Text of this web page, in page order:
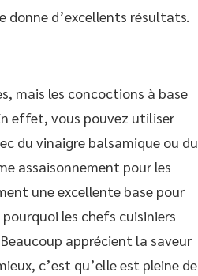
d’excellents résultats.
mais les concoctions à base
effet, vous pouvez utiliser
du vinaigre balsamique ou du
assaisonnement pour les
une excellente base pour
les chefs cuisiniers
apprécient la saveur
c’est qu’elle est pleine de